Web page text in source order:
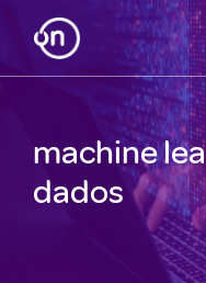
machine
dados